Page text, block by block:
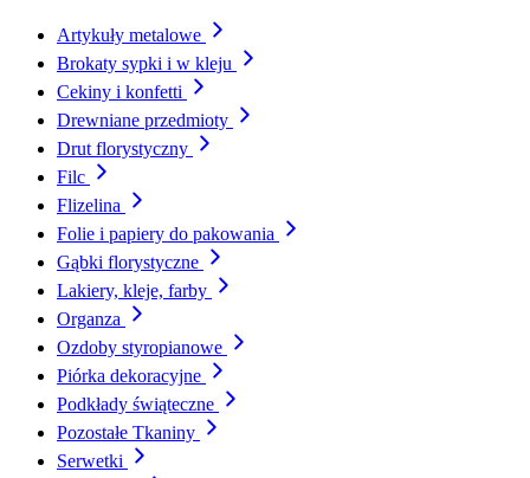
Artykuły metalowe
Brokaty sypki i w kleju
Cekiny i konfetti
Drewniane przedmioty
Drut florystyczny
Filc
Flizelina
Folie i papiery do pakowania
Gąbki florystyczne
Lakiery, kleje, farby
Organza
Ozdoby styropianowe
Piórka dekoracyjne
Podkłady świąteczne
Pozostałe Tkaniny
Serwetki